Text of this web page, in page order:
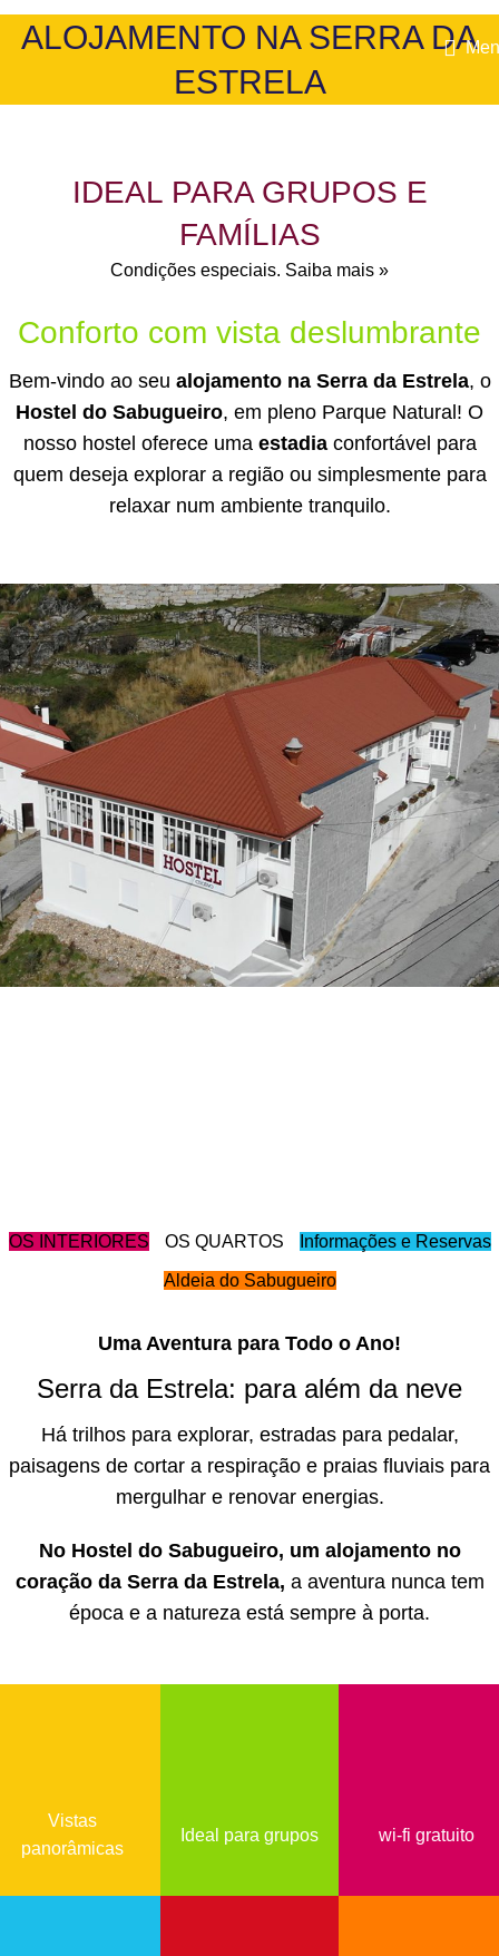
ALOJAMENTO NA SERRA DA
ESTRELA
IDEAL PARA GRUPOS E
FAMÍLIAS
Condições especiais. Saiba mais »
Conforto com vista deslumbrante
Bem-vindo ao seu alojamento na Serra da Estrela, o
Hostel do Sabugueiro, em pleno Parque Natural! O
nosso hostel oferece uma estadia confortável para
quem deseja explorar a região ou simplesmente para
relaxar num ambiente tranquilo.
OS INTERIORES OS QUARTOS Informações e Reservas
Aldeia do Sabugueiro
Uma Aventura para Todo o Ano!
Serra da Estrela: para além da neve
Há trilhos para explorar, estradas para pedalar,
paisagens de cortar a respiração e praias fluviais para
mergulhar e renovar energias.
No Hostel do Sabugueiro, um alojamento no
coração da Serra da Estrela, a aventura nunca tem
época e a natureza está sempre à porta.
Vistas
panorâmicas
Ideal para grupos wi-fi gratuito